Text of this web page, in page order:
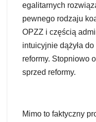
egalitarnych
pewnego rodzaju
OPZZ i częścią
intuicyjnie dążyła
reformy. Stopniowo
sprzed reformy.
Mimo to faktyczny